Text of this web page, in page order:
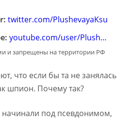
twitter.com/PlushevayaKsu
youtube.com/user/Plush…
и запрещены на территории РФ
что если бы та не занялась
шпион. Почему так?
начинали под псевдонимом,